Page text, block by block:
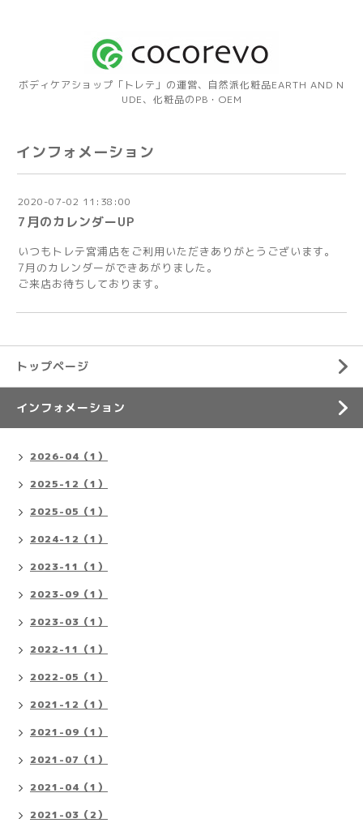
ボディケアショップ「トレテ」の運営、自然派化粧品EARTH AND N
UDE、化粧品のPB・OEM
インフォメーション
2020-07-02 11:38:00
7月のカレンダーUP
いつもトレテ宮浦店をご利用いただきありがとうございます。
7月のカレンダーができあがりました。
ご来店お待ちしております。
トップページ
インフォメーション
2026-04（1）
2025-12（1）
2025-05（1）
2024-12（1）
2023-11（1）
2023-09（1）
2023-03（1）
2022-11（1）
2022-05（1）
2021-12（1）
2021-09（1）
2021-07（1）
2021-04（1）
2021-03（2）